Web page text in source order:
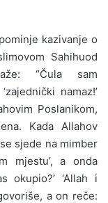
kazivanje o
Sahihuod
“Čula sam
namaz!’
Poslanikom,
Kada Allahov
sjede na mimber
mjestu’, a onda
okupio?’ ‘Allah i
a on reče: